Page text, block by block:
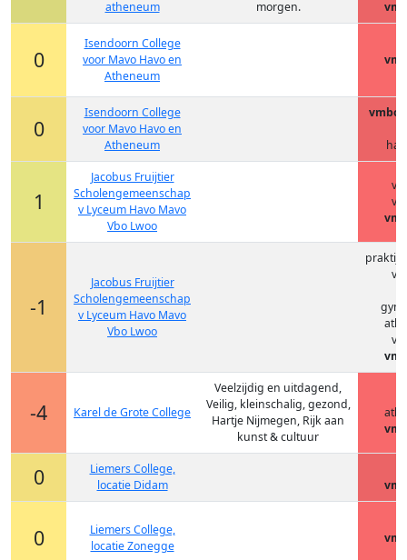
atheneum
morgen.
0
Isendoorn College
voor Mavo Havo en
Atheneum
0
Isendoorn College
voor Mavo Havo en
Atheneum
vmbo-
1
Jacobus Fruijtier
Scholengemeenschap
v Lyceum Havo Mavo
Vbo Lwoo
-1
Jacobus Fruijtier
Scholengemeenschap
v Lyceum Havo Mavo
Vbo Lwoo
-4 Karel de Grote College
Veelzijdig en uitdagend,
Veilig, kleinschalig, gezond,
Hartje Nijmegen, Rijk aan
kunst & cultuur
0
Liemers College,
locatie Didam
0
Liemers College,
locatie Zonegge